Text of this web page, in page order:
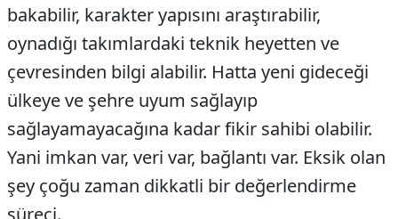
bakabilir, karakter yapısını araştırabilir,
oynadığı takımlardaki teknik heyetten ve
çevresinden bilgi alabilir. Hatta yeni gideceği
ülkeye ve şehre uyum sağlayıp
sağlayamayacağına kadar fikir sahibi olabilir.
Yani imkan var, veri var, bağlantı var. Eksik olan
şey çoğu zaman dikkatli bir değerlendirme